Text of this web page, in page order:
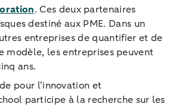
. Ces deux partenaires
destiné aux PME. Dans un
entreprises de quantifier et de
modèle, les entreprises peuvent
ans.
pour l’innovation et
participe à la recherche sur les